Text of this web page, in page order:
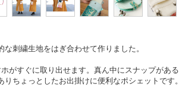
刺繍生地をはぎ合わせて作りました。
がすぐに取り出せます。真ん中にスナップがある
ちょっとしたお出掛けに便利なポシェットです。